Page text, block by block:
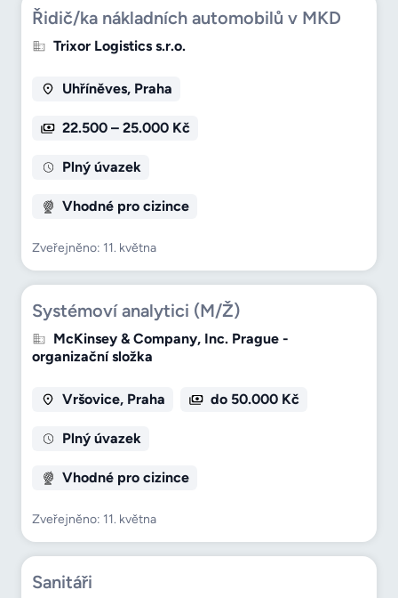
Řidič/ka nákladních automobilů v MKD
Trixor Logistics s.r.o.
Uhříněves, Praha
22.500 – 25.000 Kč
Plný úvazek
Vhodné pro cizince
Zveřejněno: 11. května
Systémoví analytici (M/Ž)
McKinsey & Company, Inc. Prague -
organizační složka
Vršovice, Praha do 50.000 Kč
Plný úvazek
Vhodné pro cizince
Zveřejněno: 11. května
Sanitáři